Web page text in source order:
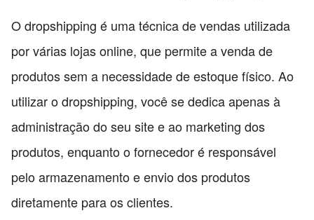
O dropshipping é uma técnica de vendas utilizada
por várias lojas online, que permite a venda de
produtos sem a necessidade de estoque físico. Ao
utilizar o dropshipping, você se dedica apenas à
administração do seu site e ao marketing dos
produtos, enquanto o fornecedor é responsável
pelo armazenamento e envio dos produtos
diretamente para os clientes.